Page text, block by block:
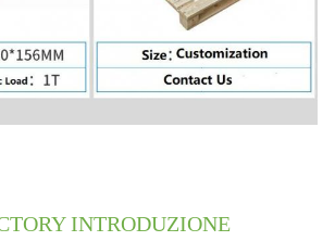
INTRODUZIONE